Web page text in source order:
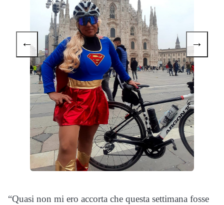
← →
“Quasi non mi ero accorta che questa settimana fosse